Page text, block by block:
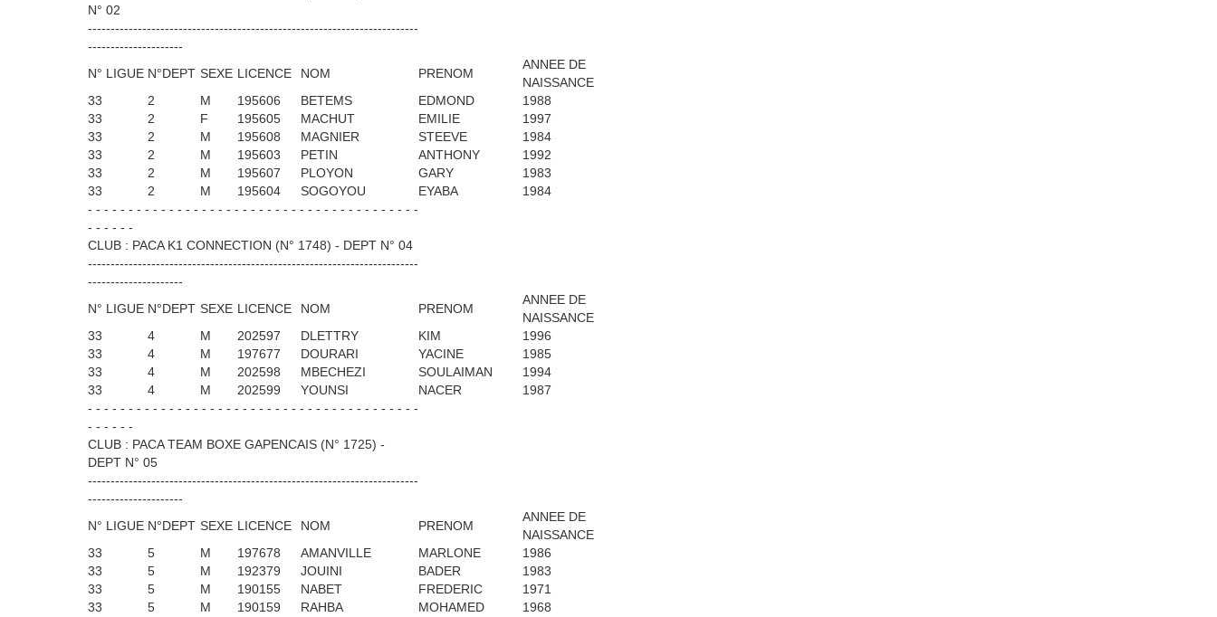
N° 02
-------------------------------------------------------------------------
---------------------
N° LIGUE N°DEPT SEXE LICENCE NOM PRENOM
ANNEE DE
NAISSANCE
33
2 M 195606 BETEMS EDMOND
1988
33
2 F 195605 MACHUT EMILIE
1997
33
2 M 195608 MAGNIER STEEVE
1984
33
2 M 195603 PETIN ANTHONY
1992
33
2 M 195607 PLOYON GARY
1983
33
2 M 195604 SOGOYOU EYABA
1984
- - - - - - - - - - - - - - - - - - - - - - - - - - - - - - - - - - - - - - - - -
- - - - - -
CLUB : PACA K1 CONNECTION (N° 1748) - DEPT N° 04
-------------------------------------------------------------------------
---------------------
N° LIGUE N°DEPT SEXE LICENCE NOM PRENOM
ANNEE DE
NAISSANCE
33
4 M 202597 DLETTRY KIM
1996
33
4 M 197677 DOURARI YACINE
1985
33
4 M 202598 MBECHEZI SOULAIMAN
1994
33
4 M 202599 YOUNSI NACER
1987
- - - - - - - - - - - - - - - - - - - - - - - - - - - - - - - - - - - - - - - - -
- - - - - -
CLUB : PACA TEAM BOXE GAPENCAIS (N° 1725) -
DEPT N° 05
-------------------------------------------------------------------------
---------------------
N° LIGUE N°DEPT SEXE LICENCE NOM PRENOM
ANNEE DE
NAISSANCE
33
5 M 197678 AMANVILLE MARLONE
1986
33
5 M 192379 JOUINI BADER
1983
33
5 M 190155 NABET FREDERIC
1971
33
5 M 190159 RAHBA MOHAMED
1968